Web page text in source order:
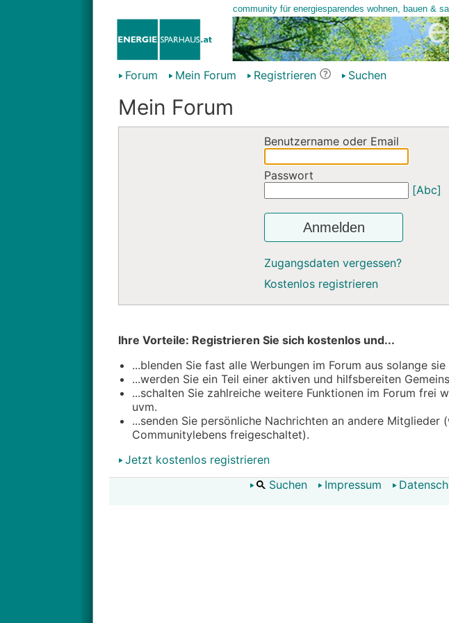
Forum Mein Forum Registrieren Suchen
Mein Forum
Benutzername oder Email
Passwort
[Abc]
Anmelden
Zugangsdaten vergessen?
Kostenlos registrieren
Ihre Vorteile: Registrieren Sie sich kostenlos und...
...blenden Sie fast alle Werbungen im Forum aus solange
...werden Sie ein Teil einer aktiven und hilfsbereiten
...schalten Sie zahlreiche weitere Funktionen im Forum
uvm.
...senden Sie persönliche Nachrichten an andere
Communitylebens freigeschaltet).
Jetzt kostenlos registrieren
Suchen
Impressum